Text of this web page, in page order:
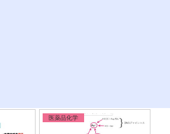
医薬品化学